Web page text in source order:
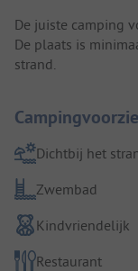
De juiste camping
De plaats is
strand.
Dichtbij het
Zwembad
Kindvriendelijk
Restaurant